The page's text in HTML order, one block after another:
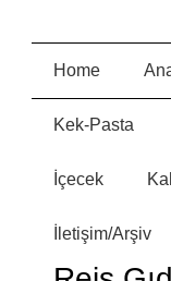
Home
Kek-Pasta
İçecek
İletişim/Arşiv